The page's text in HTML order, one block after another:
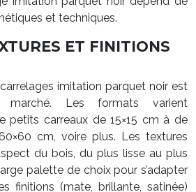
et techniques.
ET FINITIONS
imitation parquet noir est
Les formats varient
petits carreaux de 15×15 cm à de
cm, voire plus. Les textures
du bois, du plus lisse au plus
palette de choix pour s’adapter
finitions (mate, brillante, satinée)